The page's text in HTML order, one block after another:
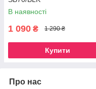
В наявності
1 090 ₴ 1 290 ₴
Купити
Про нас